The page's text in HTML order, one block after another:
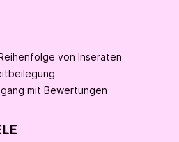
von Inseraten
mit Bewertungen